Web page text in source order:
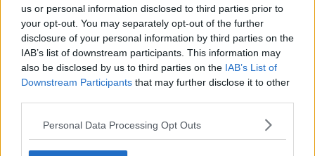
us or personal information disclosed to third parties prior to
your opt-out. You may separately opt-out of the further
disclosure of your personal information by third parties on the
IAB’s list of downstream participants. This information may
also be disclosed by us to third parties on the IAB’s List of
Downstream Participants that may further disclose it to other
Personal Data Processing Opt Outs
SAN GIOVANNI VALDARNO —Il bottino ammonta ad oltre 4
mila euro.
Stanno indagando icarabinierie, secondo quanto ricostruito, i
malviventi sono entrati nel localespaccando una vetrinae la
porta d'ingresso. L'allarme del locale è scatto ma in brevissimo
tempo sono riusciti a portare fuori le slot e rubare anche 4
presenti nella cassa del locale.